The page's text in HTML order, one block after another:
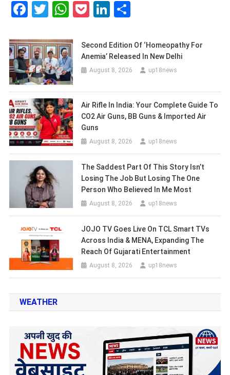
Facebook
Twitter
WhatsApp
PocketLinkedIn
Second Edition Of ‘Homeopathy For
Anemia’ Released In New Delhi
August 8, 2026 up18news
Air Rifle In India: Your Complete Guide To
CO2 Air Guns, BB Guns & Imported Air
Guns
August 8, 2026 up18news
The Saddest Part Of This Story Isn’t
Losing The Job But Losing The One
Person Who Believed In Me Most
August 8, 2026 up18news
JOJO TV Goes Live On TCL Smart TVs
Across India & MENA, Expanding The
Reach Of Gujarati Entertainment
August 8, 2026 up18news
WEATHER